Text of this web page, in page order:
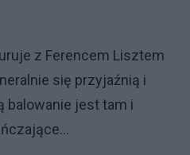
z Ferencem Lisztem
się przyjaźnią i
balowanie jest tam i